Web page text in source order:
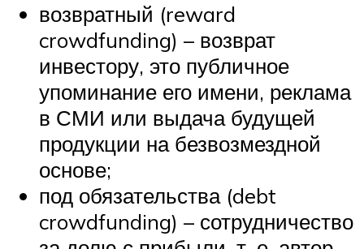
возвратный (reward
crowdfunding) – возврат
инвестору, это публичное
упоминание его имени, реклама
в СМИ или выдача будущей
продукции на безвозмездной
основе;
под обязательства (debt
crowdfunding) – сотрудничество